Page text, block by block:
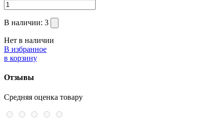
В наличии: 3
Нет в наличии
В избранное
в корзину
Отзывы
Средняя оценка товару